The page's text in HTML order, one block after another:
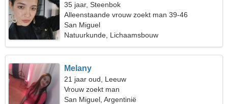
35 jaar, Steenbok
Alleenstaande vrouw zoekt man 39-46
San Miguel
Natuurkunde, Lichaamsbouw
Melany
21 jaar oud, Leeuw
Vrouw zoekt man
San Miguel, Argentinië